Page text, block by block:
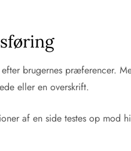
brugernes præferencer.
eller en overskrift.
af en side testes op mod